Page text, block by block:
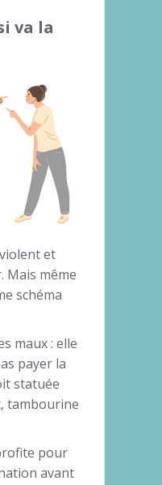
va la
et
Mais même
schéma
maux : elle
payer la
statuée
tambourine
pour
avant